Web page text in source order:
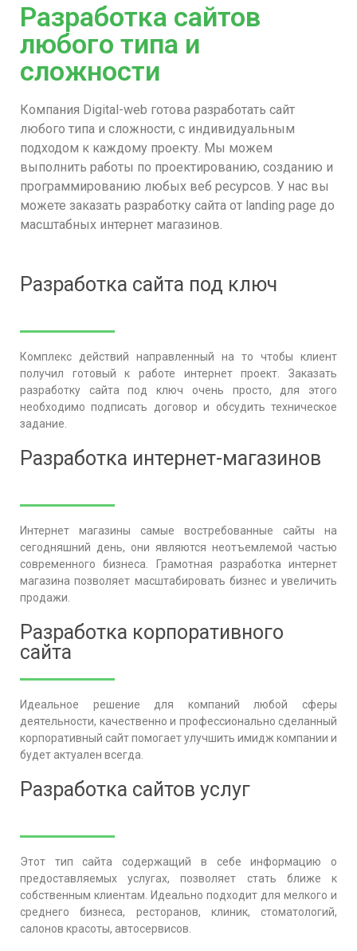
Разработка сайтов
любого типа и
сложности
Компания Digital-web готова разработать сайт
любого типа и сложности, с индивидуальным
подходом к каждому проекту. Мы можем
выполнить работы по проектированию, созданию и
программированию любых веб ресурсов. У нас вы
можете заказать разработку сайта от landing page до
масштабных интернет магазинов.
Разработка сайта под ключ
Комплекс действий направленный на то чтобы клиент
получил готовый к работе интернет проект. Заказать
разработку сайта под ключ очень просто, для этого
необходимо подписать договор и обсудить техническое
задание.
Разработка интернет-магазинов
Интернет магазины самые востребованные сайты на
сегодняшний день, они являются неотъемлемой частью
современного бизнеса. Грамотная разработка интернет
магазина позволяет масштабировать бизнес и увеличить
продажи.
Разработка корпоративного
сайта
Идеальное решение для компаний любой сферы
деятельности, качественно и профессионально сделанный
корпоративный сайт помогает улучшить имидж компании и
будет актуален всегда.
Разработка сайтов услуг
Этот тип сайта содержащий в себе информацию о
предоставляемых услугах, позволяет стать ближе к
собственным клиентам. Идеально подходит для мелкого и
среднего бизнеса, ресторанов, клиник, стоматологий,
салонов красоты, автосервисов.